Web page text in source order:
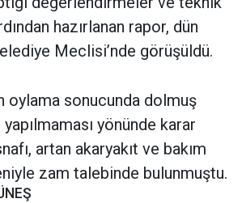
hazırlanan rapor, dün
Meclisi’nde görüşüldü.
oylama sonucunda dolmuş
yönünde karar
artan akaryakıt ve bakım
zam talebinde bulunmuştu.